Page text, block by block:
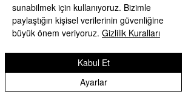
Avantajları:
Hızlı ve Etkili: Karbon pleeng cihazları, dövmelerin
hızlı ve etkili bir şekilde silinmesini sağlar, böylece
tedavi sürecini kısaltır.
tekniklerine kıyasla, karbon pleeng cihazları daha az
invazivdir ve cilt üzerinde daha az tahribata neden
olur.
Güvenli: Uzmanlar tarafından yapılan doğru
uygulamada, karbon pleeng cihazları güvenli ve etkili
sunabilmek için kullanıyoruz. Bizimle
paylaştığın kişisel verilerinin güvenliğine
büyük önem veriyoruz. Gizlilik Kuralları
Ayarlar
Kabul Et